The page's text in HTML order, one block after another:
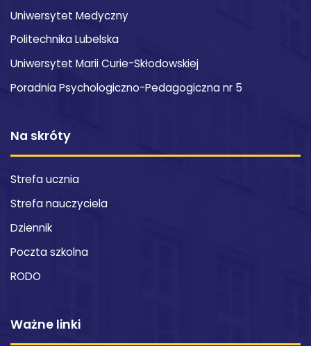
Uniwersytet Medyczny
Politechnika Lubelska
Uniwersytet Marii Curie-Skłodowskiej
Poradnia Psychologiczno-Pedagogiczna nr 5
Na skróty
Strefa ucznia
Strefa nauczyciela
Dziennik
Poczta szkolna
RODO
Ważne linki